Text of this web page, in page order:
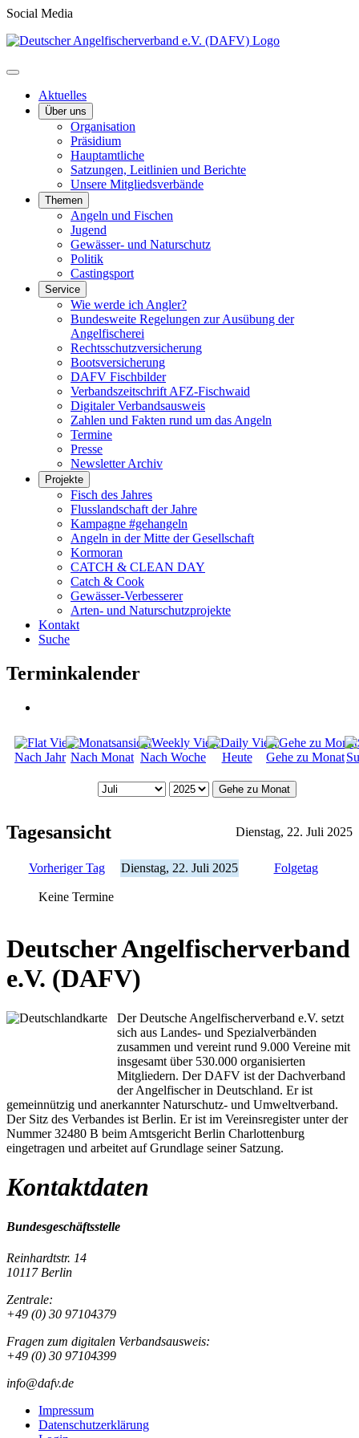
Social Media
Aktuelles
Über uns
Organisation
Präsidium
Hauptamtliche
Satzungen, Leitlinien und Berichte
Unsere Mitgliedsverbände
Themen
Angeln und Fischen
Jugend
Gewässer- und Naturschutz
Politik
Castingsport
Service
Wie werde ich Angler?
Bundesweite Regelungen zur Ausübung der
Angelfischerei
Rechtsschutzversicherung
Bootsversicherung
DAFV Fischbilder
Verbandszeitschrift AFZ-Fischwaid
Digitaler Verbandsausweis
Zahlen und Fakten rund um das Angeln
Termine
Presse
Newsletter Archiv
Projekte
Fisch des Jahres
Flusslandschaft der Jahre
Kampagne #gehangeln
Angeln in der Mitte der Gesellschaft
Kormoran
CATCH & CLEAN DAY
Catch & Cook
Gewässer-Verbesserer
Arten- und Naturschutzprojekte
Kontakt
Suche
Terminkalender
Nach Jahr Nach Monat Nach Woche Heute Gehe zu Monat
Gehe zu Monat
Tagesansicht Dienstag, 22. Juli 2025
Vorheriger Tag Dienstag, 22. Juli 2025 Folgetag
Keine Termine
Deutscher Angelfischerverband
e.V. (DAFV)
Der Deutsche Angelfischerverband e.V. setzt
sich aus Landes- und Spezialverbänden
zusammen und vereint rund 9.000 Vereine mit
insgesamt über 530.000 organisierten
Mitgliedern. Der DAFV ist der Dachverband
der Angelfischer in Deutschland. Er ist
gemeinnützig und anerkannter Naturschutz- und Umweltverband.
Der Sitz des Verbandes ist Berlin. Er ist im Vereinsregister unter der
Nummer 32480 B beim Amtsgericht Berlin Charlottenburg
eingetragen und arbeitet auf Grundlage seiner Satzung.
Kontaktdaten
Bundesgeschäftsstelle
Reinhardtstr. 14
10117 Berlin
Zentrale:
+49 (0) 30 97104379
Fragen zum digitalen Verbandsausweis:
+49 (0) 30 97104399
info@dafv.de
Impressum
Datenschutzerklärung